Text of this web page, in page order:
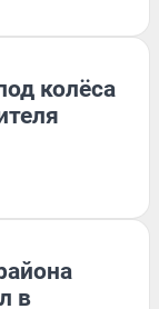
колёса
в